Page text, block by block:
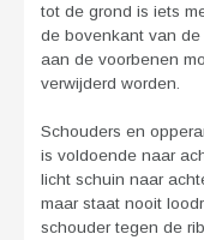
tot de grond is iets
de bovenkant van
aan de voorbenen
verwijderd worden.
Schouders en
is voldoende naar
licht schuin naar
maar staat nooit
schouder tegen de